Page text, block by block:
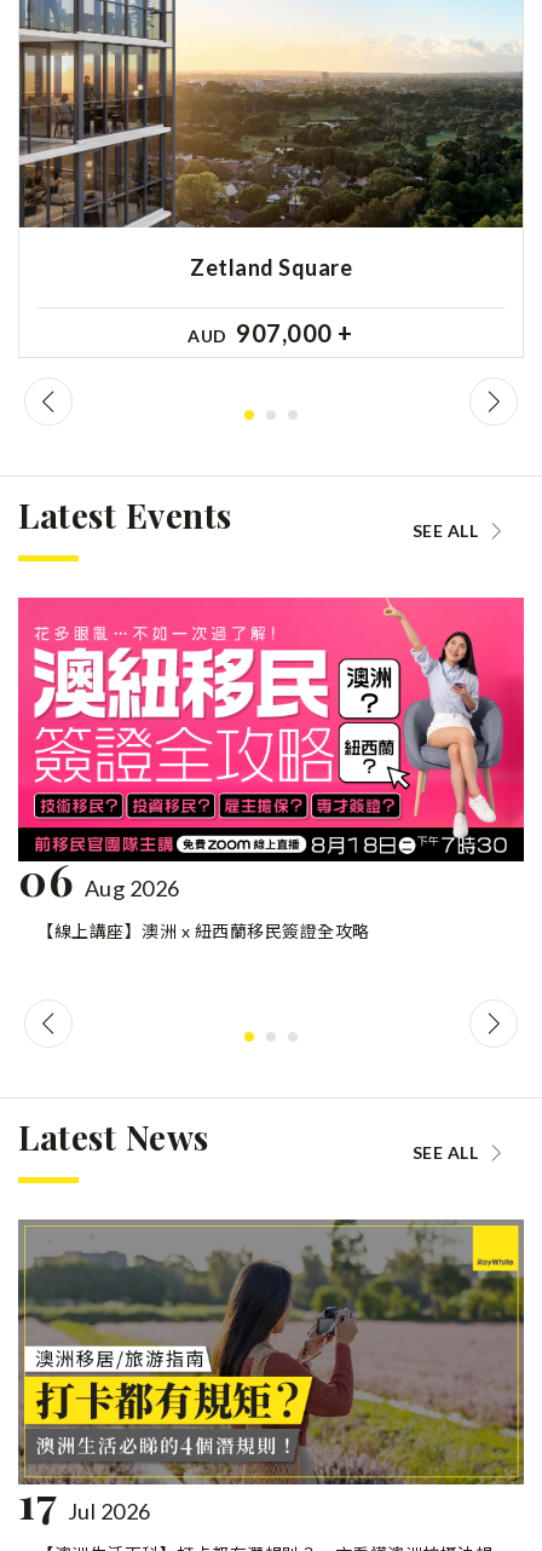
Zetland Square
AUD 907,000 +
Latest Events SEE ALL
06 Aug 2026
【線上講座】澳洲 x 紐西蘭移民簽證全攻略
Latest News SEE ALL
17 Jul 2026